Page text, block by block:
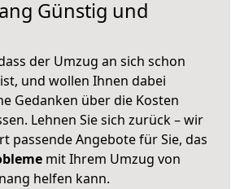
Günstig und
der Umzug an sich schon
und wollen Ihnen dabei
Gedanken über die Kosten
Lehnen Sie sich zurück – wir
passende Angebote für Sie, das
mit Ihrem Umzug von
helfen kann.